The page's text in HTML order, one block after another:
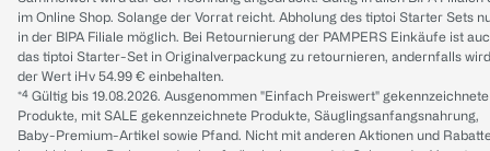
im Online Shop. Solange der Vorrat reicht. Abholung des tiptoi Starter Sets
in der BIPA Filiale möglich. Bei Retournierung der PAMPERS Einkäufe ist
das tiptoi Starter-Set in Originalverpackung zu retournieren, andernfalls wird
der Wert iHv 54.99 € einbehalten.
*⁴ Gültig bis 19.08.2026. Ausgenommen "Einfach Preiswert" gekennzeichnete
Produkte, mit SALE gekennzeichnete Produkte, Säuglingsanfangsnahrung,
Baby-Premium-Artikel sowie Pfand. Nicht mit anderen Aktionen und